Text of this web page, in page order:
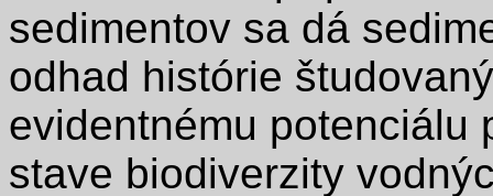
sedimentov sa dá
odhad histórie
evidentnému potenciálu
stave biodiverzity